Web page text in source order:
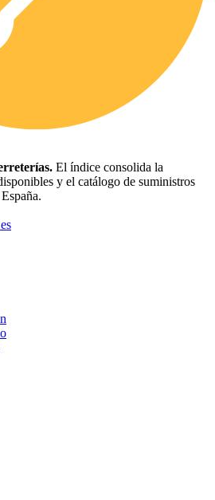
El índice consolida la
y el catálogo de suministros